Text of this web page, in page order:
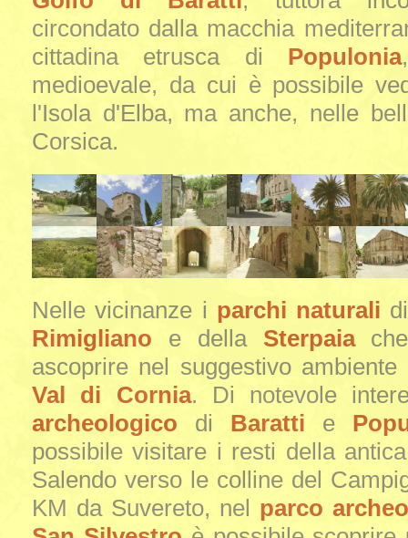
circondato dalla macchia
cittadina etrusca di Populonia
medioevale, da cui è possibile
l'Isola d'Elba, ma anche, nelle
Corsica.
Nelle vicinanze i parchi naturali
Rimigliano e della Sterpaiache
ascoprire nel suggestivo ambiente
Val di Cornia. Di notevole
archeologico di Baratti e
possibile visitare i resti della
Salendo verso le colline del
KM da Suvereto, nel parco